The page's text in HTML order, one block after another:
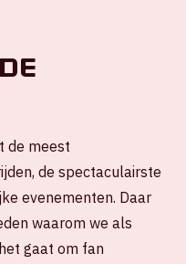
de meest
de spectaculairste
evenementen. Daar
waarom we als
gaat om fan